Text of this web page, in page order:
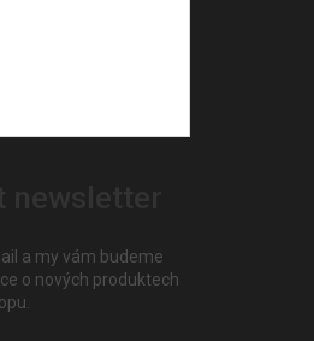
a my vám budeme
o nových produktech